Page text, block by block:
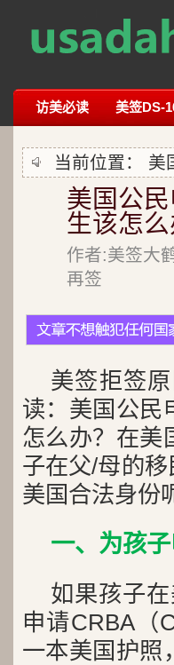
访美必读 美签DS-
当前位置： 美
美国公
生该怎么
作者:美签大
再签
美签拒签
读：美国公民
怎么办？在美
子在父/母的
美国合法身份
一、为孩
如果孩子
申请CRBA（
一本美国护照